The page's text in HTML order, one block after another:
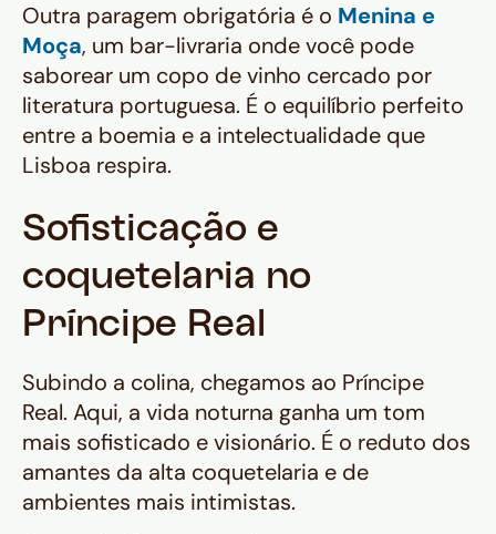
Outra paragem obrigatória é o Menina e
Moça, um bar-livraria onde você pode
saborear um copo de vinho cercado por
literatura portuguesa. É o equilíbrio perfeito
entre a boemia e a intelectualidade que
Lisboa respira.
Sofisticação e
coquetelaria no
Príncipe Real
Subindo a colina, chegamos ao Príncipe
Real. Aqui, a vida noturna ganha um tom
mais sofisticado e visionário. É o reduto dos
amantes da alta coquetelaria e de
ambientes mais intimistas.